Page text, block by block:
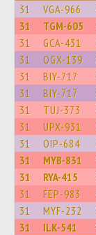
31 VGA-966
31 TGM-605
31 GCA-431
31 OGX-139
31 BIY-717
31 BIY-717
31 TUJ-373
31 UPX-931
31 OIP-684
31 MYB-831
31 RYA-415
31 FEP-983
31 MYF-232
31 ILK-541